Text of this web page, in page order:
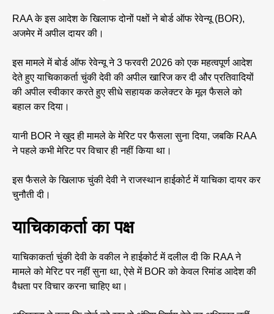
RAA के इस आदेश के खिलाफ दोनों पक्षों ने बोर्ड ऑफ रेवेन्यू (BOR),
अजमेर में अपील दायर की।
इस मामले में बोर्ड ऑफ रेवेन्यू ने 3 फरवरी 2026 को एक महत्वपूर्ण आदेश
देते हुए याचिकाकर्ता चुंकी देवी की अपील खारिज कर दी और प्रतिवादियों
की अपील स्वीकार करते हुए सीधे सहायक कलेक्टर के मूल फैसले को
बहाल कर दिया।
यानी BOR ने खुद ही मामले के मेरिट पर फैसला सुना दिया, जबकि RAA
ने पहले कभी मेरिट पर विचार ही नहीं किया था।
इस फैसले के खिलाफ चुंकी देवी ने राजस्थान हाईकोर्ट में याचिका दायर कर
चुनौती दी।
याचिकाकर्ता का पक्ष
याचिकाकर्ता चुंकी देवी के वकील ने हाईकोर्ट में दलील दी कि RAA ने
मामले को मेरिट पर नहीं सुना था, ऐसे में BOR को केवल रिमांड आदेश की
वैधता पर विचार करना चाहिए था।